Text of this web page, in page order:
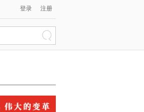
登录 注册